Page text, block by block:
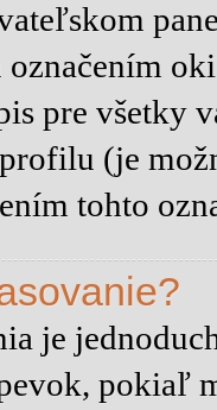
označením
pre všetky
(je
tohto
je
pokiaľ